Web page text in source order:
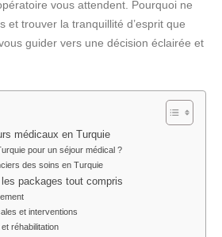
vous attendent. Pourquoi ne
et trouver la tranquillité d’esprit que
guider vers une décision éclairée et
médicaux en Turquie
pour un séjour médical ?
des soins en Turquie
packages tout compris
et interventions
réhabilitation